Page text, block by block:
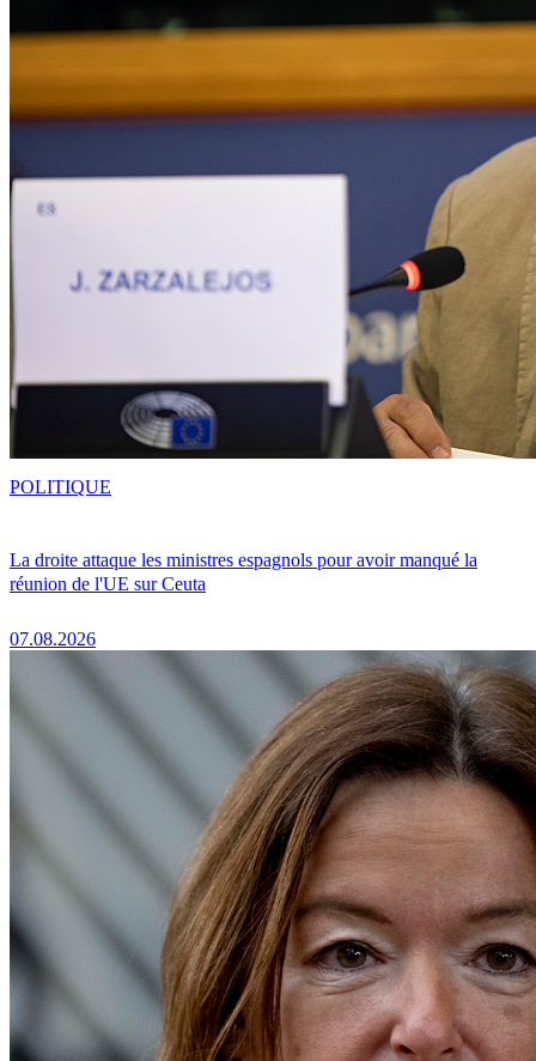
La droite attaque les ministres espagnols pour avoir manqué la
réunion de l'UE sur Ceuta
07.08.2026
POLITIQUE